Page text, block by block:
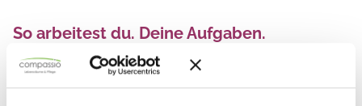
So arbeitest du. Deine Aufgaben.
Du übernimmstklassische Altenpflege-